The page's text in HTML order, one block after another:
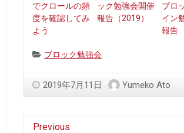
でクロールの頻
度を確認してみ
よう
ック勉強会開催
報告（2019）
ブロ
イン
報告
Categories:
ブロック勉強会
2019年7月11日 Yumeko Ato
Previous